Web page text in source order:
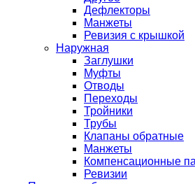
Дефлекторы
Манжеты
Ревизия с крышкой
Наружная
Заглушки
Муфты
Отводы
Переходы
Тройники
Трубы
Клапаны обратные
Манжеты
Компенсационные
Ревизии